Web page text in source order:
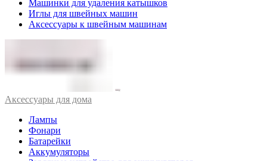
Машинки для удаления катышков
Иглы для швейных машин
Аксессуары к швейным машинам
Аксессуары для дома
Лампы
Фонари
Батарейки
Аккумуляторы